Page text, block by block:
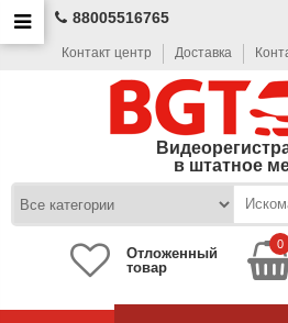
88005516765
Контакт центр Доставка
в штатное
Отложенный
товар
0